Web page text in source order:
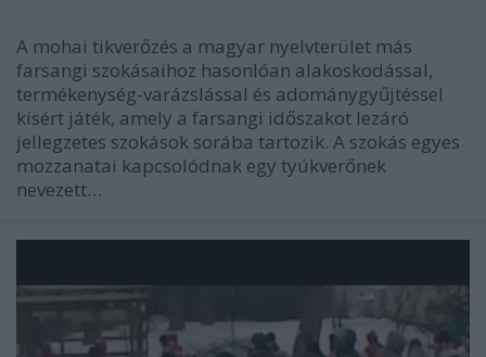
A mohai tikverőzés a magyar nyelvterület más
farsangi szokásaihoz hasonlóan alakoskodással,
termékenység-varázslással és adománygyűjtéssel
kísért játék, amely a farsangi időszakot lezáró
jellegzetes szokások sorába tartozik. A szokás egyes
mozzanatai kapcsolódnak egy tyúkverőnek
nevezett…